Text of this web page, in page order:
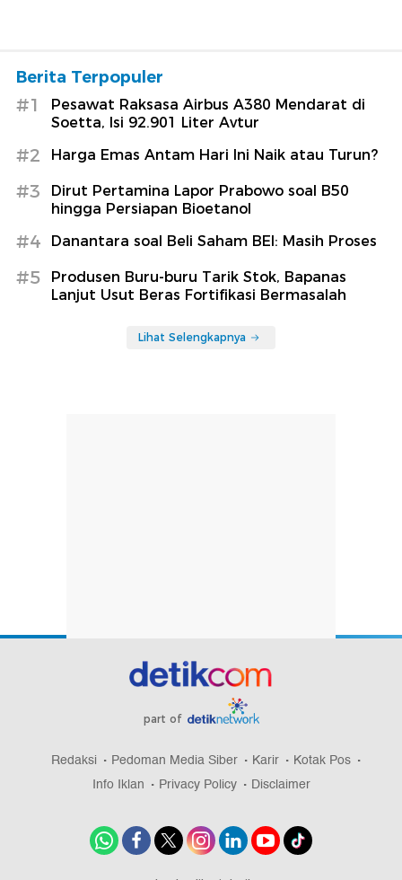
Berita Terpopuler
#1
Pesawat Raksasa Airbus A380 Mendarat di
Soetta, Isi 92.901 Liter Avtur
#2 Harga Emas Antam Hari Ini Naik atau Turun?
#3
Dirut Pertamina Lapor Prabowo soal B50
hingga Persiapan Bioetanol
#4 Danantara soal Beli Saham BEI: Masih Proses
#5
Produsen Buru-buru Tarik Stok, Bapanas
Lanjut Usut Beras Fortifikasi Bermasalah
Lihat Selengkapnya
part of
Redaksi Pedoman Media Siber Karir
Kotak Pos
Info Iklan
Privacy Policy Disclaimer